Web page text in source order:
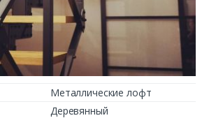
Металлические лофт
Деревянный